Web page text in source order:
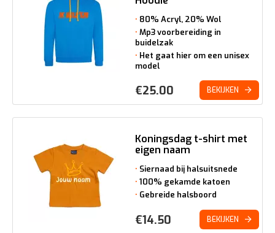
80% Acryl, 20% Wol
Mp3 voorbereiding in
buidelzak
Het gaat hier om een unisex
model
€25.00 BEKIJKEN
Koningsdag t-shirt met
eigen naam
Siernaad bij halsuitsnede
100% gekamde katoen
Gebreide halsboord
€14.50 BEKIJKEN